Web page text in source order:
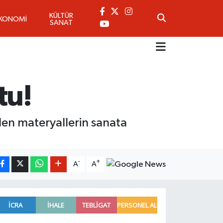
KÜLTÜR
SANAT
materyallerin sanata
A- A+